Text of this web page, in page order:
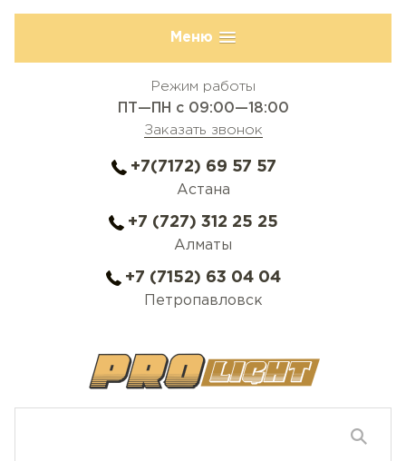
Меню
Режим работы
ПТ—ПН с 09:00—18:00
Заказать звонок
+7(7172) 69 57 57
Астана
+7 (727) 312 25 25
Алматы
+7 (7152) 63 04 04
Петропавловск